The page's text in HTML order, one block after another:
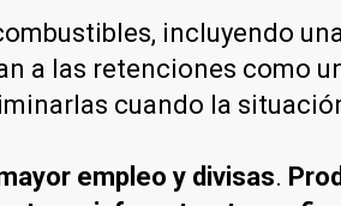
incluyendo
a las retenciones como
cuando la
empleo y divisas.